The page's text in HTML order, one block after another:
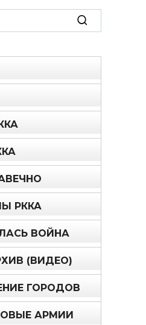
РККА
ВОЙНА
(ВИДЕО)
ГОРОДОВ
АРМИИ